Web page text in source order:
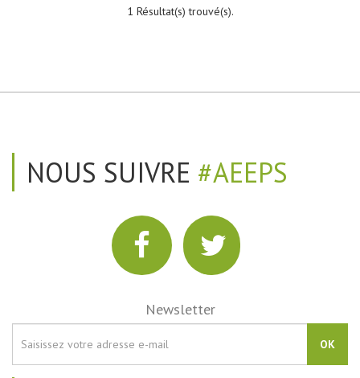
1 Résultat(s) trouvé(s).
NOUS SUIVRE #AEEPS
Newsletter
OK